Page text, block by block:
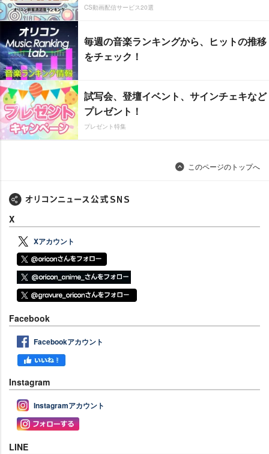
CS動画配信サービス20選
毎週の音楽ランキングから、ヒットの推移
をチェック！
試写会、登壇イベント、サインチェキなど
プレゼント！
プレゼント特集
このページのトップへ
X
Xアカウント
Facebook
Facebookアカウント
Instagram
Instagramアカウント
LINE